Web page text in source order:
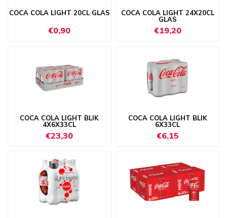
COCA COLA LIGHT 20CL GLAS
€0,90
COCA COLA LIGHT 24X20CL
GLAS
€19,20
COCA COLA LIGHT BLIK
4X6X33CL
€23,30
COCA COLA LIGHT BLIK
6X33CL
€6,15